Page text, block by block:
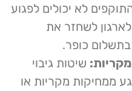
התוקפים לא יכולים לפגוע
לשחזר את
בתשלום כופר.
שיטות גיבוי
ממחיקות מקריות או